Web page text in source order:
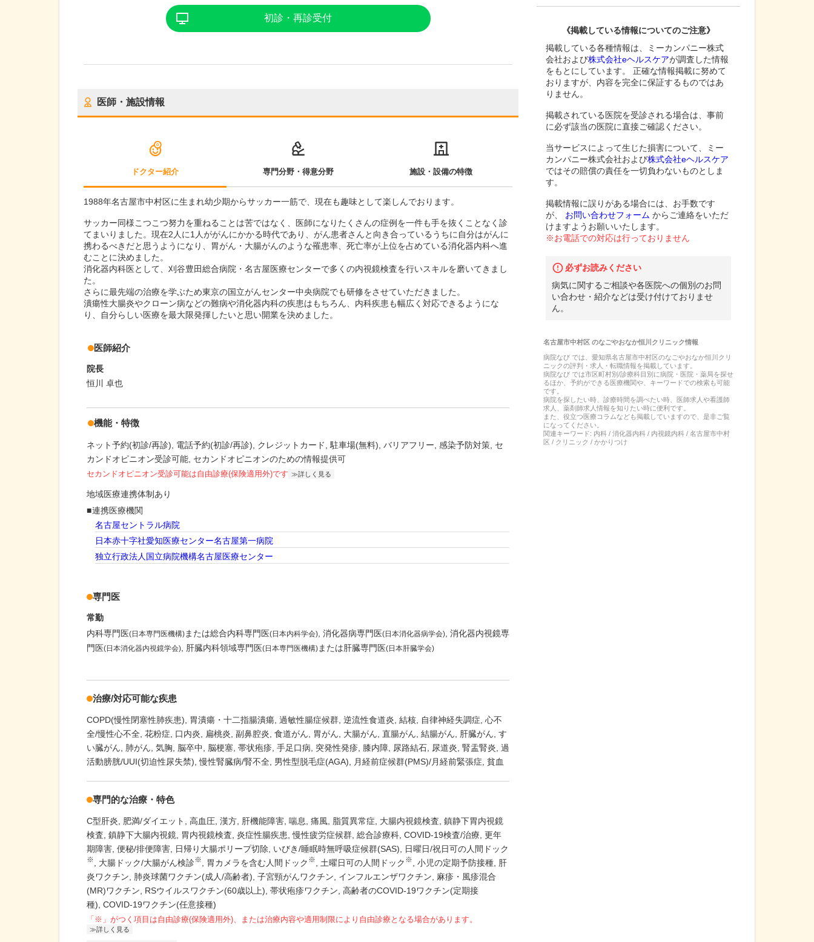
初診・再診受付
医師・施設情報
ドクター紹介 専門分野・得意分野 施設・設備の特徴
1988年名古屋市中村区に生まれ幼少期からサッカー一筋で、現在も趣味として楽しんでおります。
サッカー同様こつこつ努力を重ねることは苦ではなく、医師になりたくさんの症例を一件も手を抜くことなく診
てまいりました。現在2人に1人ががんにかかる時代であり、がん患者さんと向き合っているうちに自分はがんに
携わるべきだと思うようになり、胃がん・大腸がんのような罹患率、死亡率が上位を占めている消化器内科へ進
むことに決めました。
消化器内科医として、刈谷豊田総合病院・名古屋医療センターで多くの内視鏡検査を行いスキルを磨いてきまし
た。
さらに最先端の治療を学ぶため東京の国立がんセンター中央病院でも研修をさせていただきました。
潰瘍性大腸炎やクローン病などの難病や消化器内科の疾患はもちろん、内科疾患も幅広く対応できるようにな
り、自分らしい医療を最大限発揮したいと思い開業を決めました。
医師紹介
院長
恒川 卓也
機能・特徴
ネット予約(初診/再診) 電話予約(初診/再診) クレジットカード 駐車場(無料) バリアフリー 感染予防対策 セ
カンドオピニオン受診可能 セカンドオピニオンのための情報提供可
セカンドオピニオン受診可能は自由診療(保険適用外)です 詳しく見る
地域医療連携体制あり
連携医療機関
名古屋セントラル病院
日本赤十字社愛知医療センター名古屋第一病院
独立行政法人国立病院機構名古屋医療センター
専門医
常勤
内科専門医(日本専門医機構) または総合内科専門医(日本内科学会) 消化器病専門医(日本消化器病学会) 消化器内視鏡専
門医(日本消化器内視鏡学会) 肝臓内科領域専門医(日本専門医機構) または肝臓専門医(日本肝臓学会)
治療/対応可能な疾患
COPD(慢性閉塞性肺疾患) 胃潰瘍・十二指腸潰瘍 過敏性腸症候群 逆流性食道炎 結核 自律神経失調症 心不
全/慢性心不全 花粉症 口内炎 扁桃炎 副鼻腔炎 食道がん 胃がん 大腸がん 直腸がん 結腸がん 肝臓がん す
い臓がん
肺がん 気胸 脳卒中 脳梗塞 帯状疱疹 手足口病 突発性発疹 膝内障 尿路結石 尿道炎 腎盂腎炎 過
活動膀胱/UUI(切迫性尿失禁) 慢性腎臓病/腎不全 男性型脱毛症(AGA) 月経前症候群(PMS)/月経前緊張症 貧血
専門的な治療・特色
C型肝炎 肥満/ダイエット 高血圧 漢方 肝機能障害 喘息 痛風 脂質異常症 大腸内視鏡検査 鎮静下胃内視鏡
検査 鎮静下大腸内視鏡 胃内視鏡検査 炎症性腸疾患 慢性疲労症候群 総合診療科 COVID-19検査/治療 更年
期障害 便秘/排便障害 日帰り大腸ポリープ切除 いびき/睡眠時無呼吸症候群(SAS) 日曜日/祝日可の人間ドック
※ 大腸ドック/大腸がん検診※ 胃カメラを含む人間ドック ※ 土曜日可の人間ドック ※ 小児の定期予防接種 肝
炎ワクチン
肺炎球菌ワクチン(成人/高齢者) 子宮頸がんワクチン インフルエンザワクチン
麻疹・風疹混合
(MR)ワクチン
RSウイルスワクチン(60歳以上) 帯状疱疹ワクチン 高齢者のCOVID-19ワクチン(定期接
種) COVID-19ワクチン(任意接種)
「※」がつく項目は自由診療(保険適用外)、または治療内容や適用制限により自由診療となる場合があります。
詳しく見る
《掲載している情報についてのご注意》
掲載している各種情報は、ミーカンパニー株式
会社および株式会社eヘルスケアが調査した情報
をもとにしています。 正確な情報掲載に努めて
おりますが、内容を完全に保証するものではあ
りません。
掲載されている医院を受診される場合は、事前
に必ず該当の医院に直接ご確認ください。
当サービスによって生じた損害について、ミー
カンパニー株式会社および株式会社eヘルスケア
ではその賠償の責任を一切負わないものとしま
す。
掲載情報に誤りがある場合には、お手数です
が、
お問い合わせフォーム からご連絡をいただ
けますようお願いいたします。
※お電話での対応は行っておりません
必ずお読みください
病気に関するご相談や各医院への個別のお問
い合わせ・紹介などは受け付けておりませ
ん。
名古屋市中村区のなごやおなか恒川クリニック情報
病院なび では、 愛知県名古屋市中村区のなごやおなか恒川クリ
ニックの評判・求人・転職情報を掲載しています。
病院なび では市区町村別/診療科目別に病院・医院・薬局を探せ
るほか、予約ができる医療機関や、キーワードでの検索も可能
です。
病院を探したい時、診療時間を調べたい時、医師求人や看護師
求人、薬剤師求人情報を知りたい時に便利です。
また、役立つ医療コラムなども掲載していますので、是非ご覧
になってください。
関連キーワード: 内科 / 消化器内科 / 内視鏡内科 / 名古屋市中村
区 / クリニック / かかりつけ